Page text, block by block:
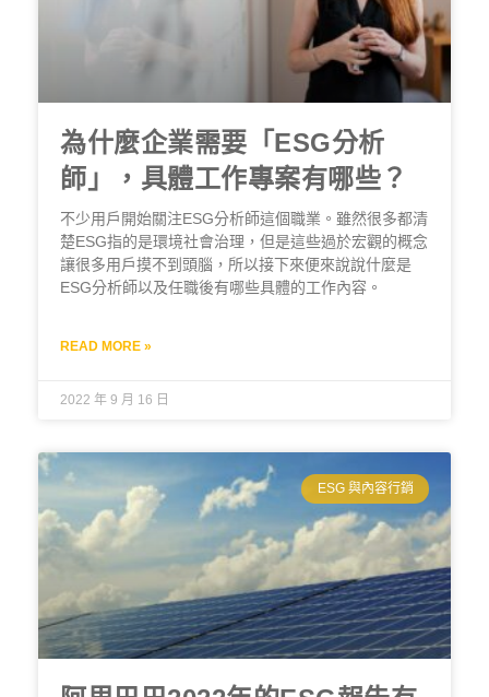
為什麼企業需要「ESG分析
師」，具體工作專案有哪些？
不少用戶開始關注ESG分析師這個職業。雖然很多都清
楚ESG指的是環境社會治理，但是這些過於宏觀的概念
讓很多用戶摸不到頭腦，所以接下來便來說說什麼是
ESG分析師以及任職後有哪些具體的工作內容。
READ MORE »
2022 年 9 月 16 日
ESG 與內容行銷